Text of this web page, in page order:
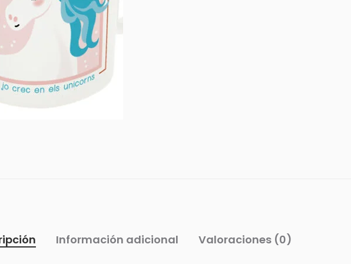
Información adicional Valoraciones (0)